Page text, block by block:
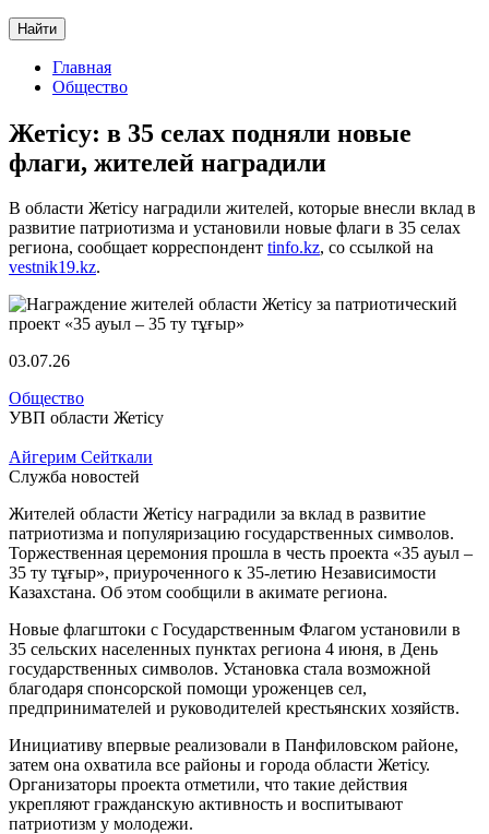
Найти
Главная
Общество
Жетісу: в 35 селах подняли новые
флаги, жителей наградили
В области Жетісу наградили жителей, которые внесли вклад в
развитие патриотизма и установили новые флаги в 35 селах
региона, сообщает корреспондент tinfo.kz, со ссылкой на
vestnik19.kz.
03.07.26
Общество
УВП области Жетісу
Айгерим Сейткали
Служба новостей
Жителей области Жетісу наградили за вклад в развитие
патриотизма и популяризацию государственных символов.
Торжественная церемония прошла в честь проекта «35 ауыл –
35 ту тұғыр», приуроченного к 35-летию Независимости
Казахстана. Об этом сообщили в акимате региона.
Новые флагштоки с Государственным Флагом установили в
35 сельских населенных пунктах региона 4 июня, в День
государственных символов. Установка стала возможной
благодаря спонсорской помощи уроженцев сел,
предпринимателей и руководителей крестьянских хозяйств.
Инициативу впервые реализовали в Панфиловском районе,
затем она охватила все районы и города области Жетісу.
Организаторы проекта отметили, что такие действия
укрепляют гражданскую активность и воспитывают
патриотизм у молодежи.